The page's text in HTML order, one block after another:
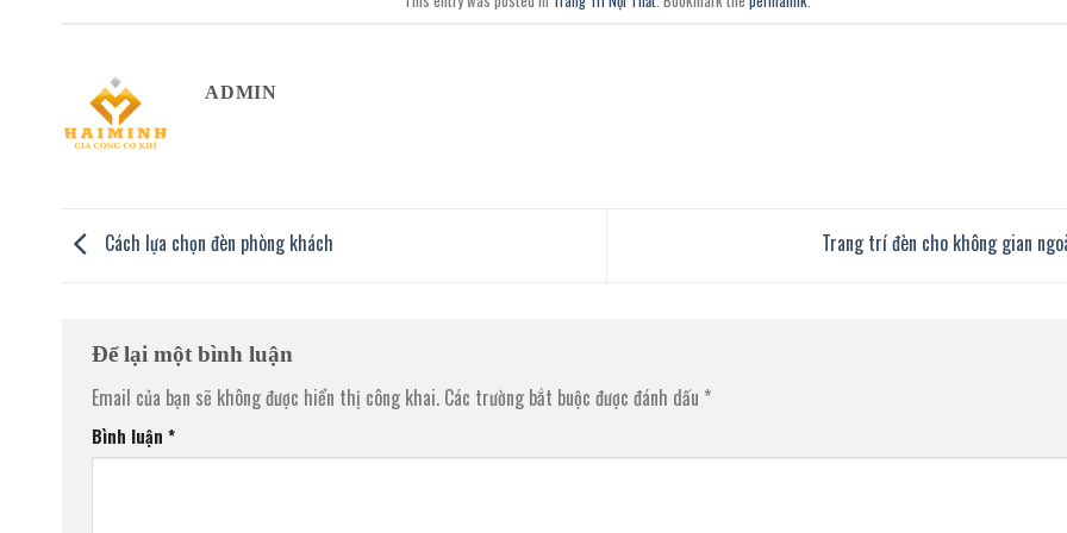
ADMIN
Cách lựa chọn đèn phòng khách Trang trí đèn cho không gian
Để lại một bình luận
Email của bạn sẽ không được hiển thị công khai. Các trường bắt buộc được đánh dấu *
Bình luận *